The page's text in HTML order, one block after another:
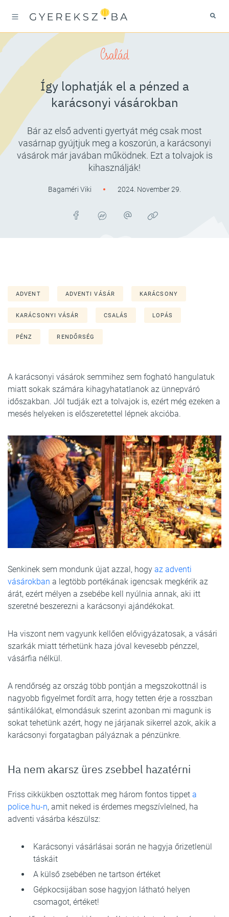
Család
Így lophatják el a pénzed a
karácsonyi vásárokban
Bár az első adventi gyertyát még csak most
vasárnap gyújtjuk meg a koszorún, a karácsonyi
vásárok már javában működnek. Ezt a tolvajok is
kihasználják!
Bagaméri Viki 2024. November 29.
ADVENT ADVENTI VÁSÁR KARÁCSONY
KARÁCSONYI VÁSÁR CSALÁS LOPÁS
PÉNZ RENDŐRSÉG
A karácsonyi vásárok semmihez sem fogható hangulatuk
miatt sokak számára kihagyhatatlanok az ünnepváró
időszakban. Jól tudják ezt a tolvajok is, ezért még ezeken a
mesés helyeken is előszeretettel lépnek akcióba.
Senkinek sem mondunk újat azzal, hogy az adventi
vásárokban a legtöbb portékának igencsak megkérik az
árát, ezért mélyen a zsebébe kell nyúlnia annak, aki itt
szeretné beszerezni a karácsonyi ajándékokat.
Ha viszont nem vagyunk kellően elővigyázatosak, a vásári
szarkák miatt térhetünk haza jóval kevesebb pénzzel,
vásárfia nélkül.
A rendőrség az ország több pontján a megszokottnál is
nagyobb figyelmet fordít arra, hogy tetten érje a rosszban
sántikálókat, elmondásuk szerint azonban mi magunk is
sokat tehetünk azért, hogy ne járjanak sikerrel azok, akik a
karácsonyi forgatagban pályáznak a pénzünkre.
Ha nem akarsz üres zsebbel hazatérni
Friss cikkükben osztottak meg három fontos tippet a
police.hu-n, amit neked is érdemes megszívlelned, ha
adventi vásárba készülsz:
Karácsonyi vásárlásai során ne hagyja őrizetlenül
táskáit
A külső zsebében ne tartson értéket
Gépkocsijában sose hagyjon látható helyen
csomagot, értéket!